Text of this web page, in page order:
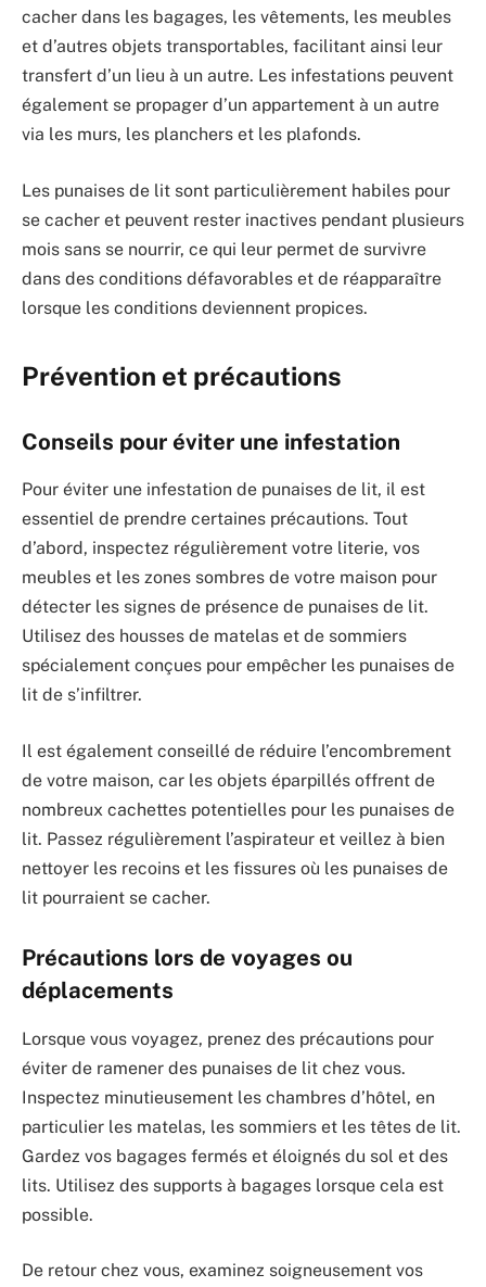
cacher dans les bagages, les vêtements, les meubles
et d’autres objets transportables, facilitant ainsi leur
transfert d’un lieu à un autre. Les infestations peuvent
également se propager d’un appartement à un autre
via les murs, les planchers et les plafonds.
Les punaises de lit sont particulièrement habiles pour
se cacher et peuvent rester inactives pendant plusieurs
mois sans se nourrir, ce qui leur permet de survivre
dans des conditions défavorables et de réapparaître
lorsque les conditions deviennent propices.
Prévention et précautions
Conseils pour éviter une infestation
Pour éviter une infestation de punaises de lit, il est
essentiel de prendre certaines précautions. Tout
d’abord, inspectez régulièrement votre literie, vos
meubles et les zones sombres de votre maison pour
détecter les signes de présence de punaises de lit.
Utilisez des housses de matelas et de sommiers
spécialement conçues pour empêcher les punaises de
lit de s’infiltrer.
Il est également conseillé de réduire l’encombrement
de votre maison, car les objets éparpillés offrent de
nombreux cachettes potentielles pour les punaises de
lit. Passez régulièrement l’aspirateur et veillez à bien
nettoyer les recoins et les fissures où les punaises de
lit pourraient se cacher.
Précautions lors de voyages ou
déplacements
Lorsque vous voyagez, prenez des précautions pour
éviter de ramener des punaises de lit chez vous.
Inspectez minutieusement les chambres d’hôtel, en
particulier les matelas, les sommiers et les têtes de lit.
Gardez vos bagages fermés et éloignés du sol et des
lits. Utilisez des supports à bagages lorsque cela est
possible.
De retour chez vous, examinez soigneusement vos